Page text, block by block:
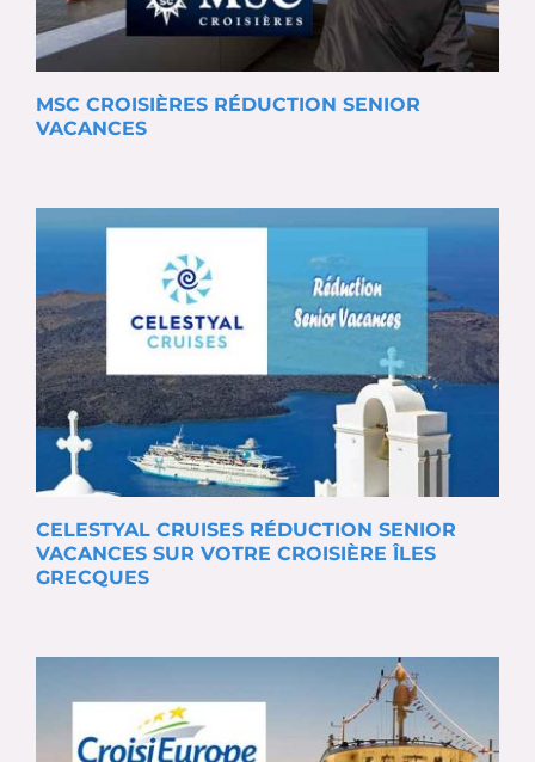
MSC CROISIÈRES RÉDUCTION SENIOR
VACANCES
CELESTYAL CRUISES RÉDUCTION SENIOR
VACANCES SUR VOTRE CROISIÈRE ÎLES
GRECQUES